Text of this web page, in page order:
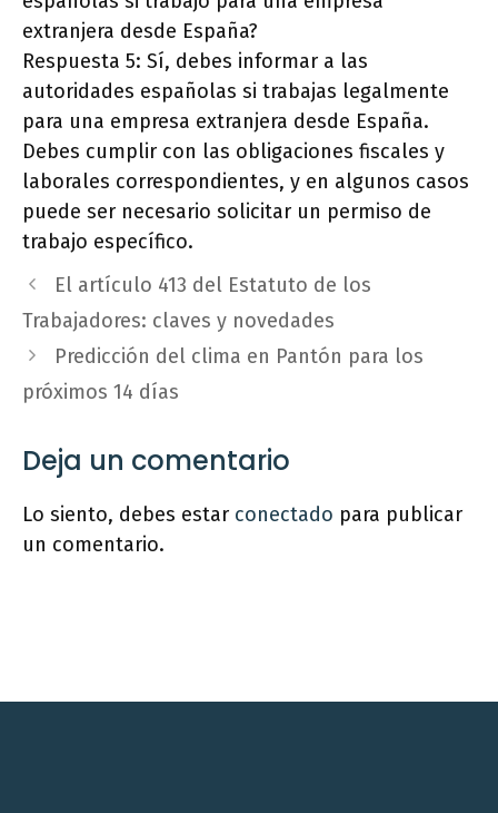
extranjera desde España?
Respuesta 5: Sí, debes informar a las
autoridades españolas si trabajas legalmente
para una empresa extranjera desde España.
Debes cumplir con las obligaciones fiscales y
laborales correspondientes, y en algunos casos
puede ser necesario solicitar un permiso de
trabajo específico.
El artículo 413 del Estatuto de los
Trabajadores: claves y novedades
Predicción del clima en Pantón para los
próximos 14 días
Deja un comentario
Lo siento, debes estar conectado para publicar
un comentario.